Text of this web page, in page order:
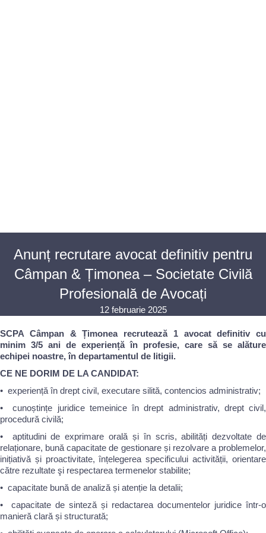
Anunț recrutare avocat definitiv pentru
Câmpan & Țimonea – Societate Civilă
Profesională de Avocați
12 februarie 2025
SCPA Câmpan & Țimonea recrutează 1 avocat definitiv cu
minim 3/5 ani de experiență în profesie, care să se alăture
echipei noastre, în departamentul de litigii.
CE NE DORIM DE LA CANDIDAT:
•⁠ ⁠experiență în drept civil, executare silită, contencios administrativ;
•⁠ ⁠cunoștințe juridice temeinice în drept administrativ, drept civil,
procedură civilă;
•⁠ ⁠aptitudini de exprimare orală și în scris, abilități dezvoltate de
relaționare, bună capacitate de gestionare și rezolvare a problemelor,
inițiativă și proactivitate, înțelegerea specificului activității, orientare
către rezultate şi respectarea termenelor stabilite;
•⁠ ⁠capacitate bună de analiză și atenție la detalii;
•⁠ ⁠capacitate de sinteză și redactarea documentelor juridice într-o
manieră clară și structurată;